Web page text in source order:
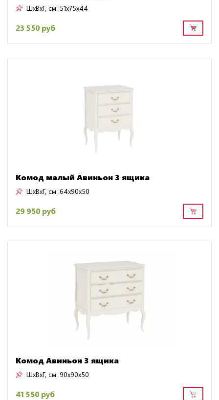
ШxВxГ, см: 51x75x44
23 550 руб
Комод малый Авиньон 3 ящика
ШxВxГ, см: 64x90x50
29 950 руб
Комод Авиньон 3 ящика
ШxВxГ, см: 90x90x50
41 550 руб